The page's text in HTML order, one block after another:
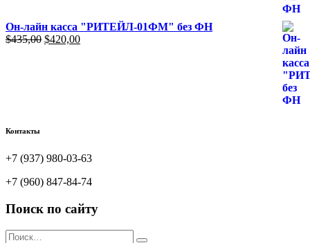
Он-лайн касса "РИТЕЙЛ-01ФМ" без ФН
$435,00 Первоначальная
$420,00Текущая
Контакты
+7 (937) 980-03-63
+7 (960) 847-84-74
Поиск по сайту